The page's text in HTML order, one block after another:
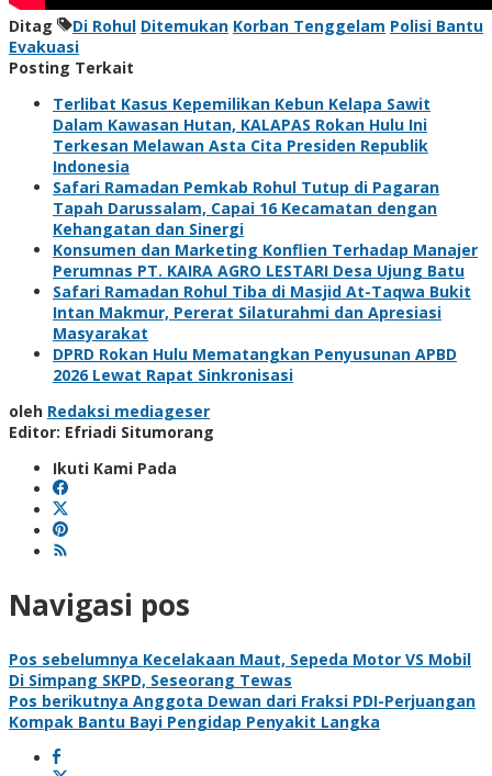
Ditag Di Rohul Ditemukan Korban Tenggelam Polisi Bantu
Evakuasi
Posting Terkait
Terlibat Kasus Kepemilikan Kebun Kelapa Sawit
Dalam Kawasan Hutan, KALAPAS Rokan Hulu Ini
Terkesan Melawan Asta Cita Presiden Republik
Indonesia
Safari Ramadan Pemkab Rohul Tutup di Pagaran
Tapah Darussalam, Capai 16 Kecamatan dengan
Kehangatan dan Sinergi
Konsumen dan Marketing Konflien Terhadap Manajer
Perumnas PT. KAIRA AGRO LESTARI Desa Ujung Batu
Safari Ramadan Rohul Tiba di Masjid At-Taqwa Bukit
Intan Makmur, Pererat Silaturahmi dan Apresiasi
Masyarakat
DPRD Rokan Hulu Mematangkan Penyusunan APBD
2026 Lewat Rapat Sinkronisasi
oleh Redaksi mediageser
Editor: Efriadi Situmorang
Ikuti Kami Pada
Navigasi pos
Pos sebelumnya Kecelakaan Maut, Sepeda Motor VS Mobil
Di Simpang SKPD, Seseorang Tewas
Pos berikutnya Anggota Dewan dari Fraksi PDI-Perjuangan
Kompak Bantu Bayi Pengidap Penyakit Langka